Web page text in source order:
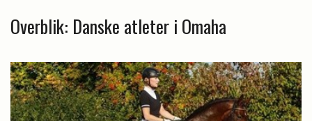
Overblik: Danske atleter i Omaha